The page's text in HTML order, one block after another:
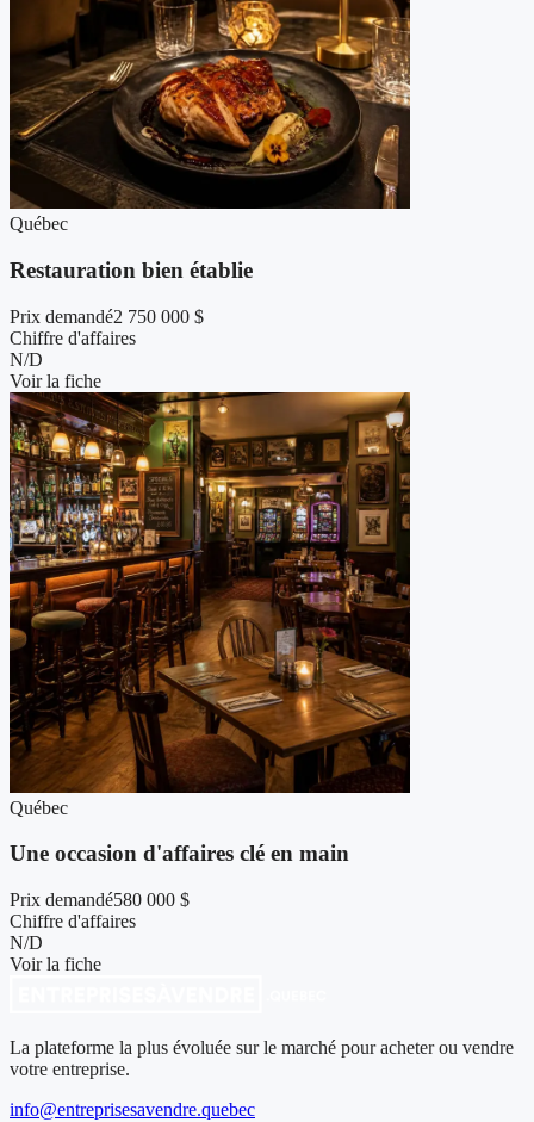
Québec
Restauration bien établie
Prix demandé2 750 000 $
Chiffre d'affaires
N/D
Voir la fiche
Québec
Une occasion d'affaires clé en main
Prix demandé580 000 $
Chiffre d'affaires
N/D
Voir la fiche
La plateforme la plus évoluée sur le marché pour acheter ou vendre
votre entreprise.
info@entreprisesavendre.quebec